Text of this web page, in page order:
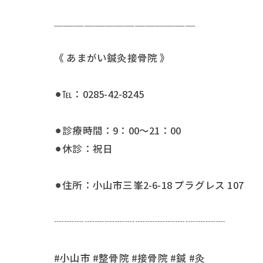
《 あまがい鍼灸接骨院 》
⚫︎℡：0285-42-8245
⚫︎診療時間：9：00〜21：00
⚫︎休診：祝日
⚫︎住所：小山市三峯2-6-18 プラグレス 107
┈┈┈┈┈┈┈┈┈┈┈┈┈┈┈┈┈
#小山市 #整骨院 #接骨院 #鍼 #灸